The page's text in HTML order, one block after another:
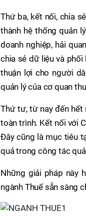
Thứ ba, kết nối, chia
thành hệ thống quản
doanh nghiệp, hải
chia sẻ dữ liệu và
thuận lợi cho người
quản lý của cơ quan
Thứ tư, từ nay đến hết
toàn trình. Kết nối với
Đây cũng là mục tiêu
quả trong công tác
Những giải pháp này
ngành Thuế sẵn sàng